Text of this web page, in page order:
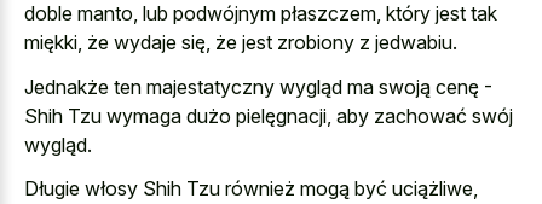
doble manto, lub podwójnym płaszczem, który jest tak
miękki, że wydaje się, że jest zrobiony z jedwabiu.
Jednakże ten majestatyczny wygląd ma swoją cenę -
Shih Tzu wymaga dużo pielęgnacji, aby zachować swój
wygląd.
Długie włosy Shih Tzu również mogą być uciążliwe,